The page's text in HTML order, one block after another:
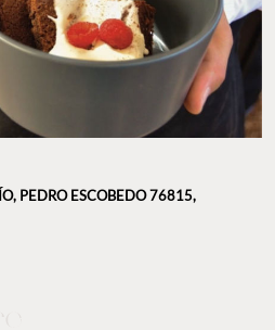
PEDRO ESCOBEDO 76815,